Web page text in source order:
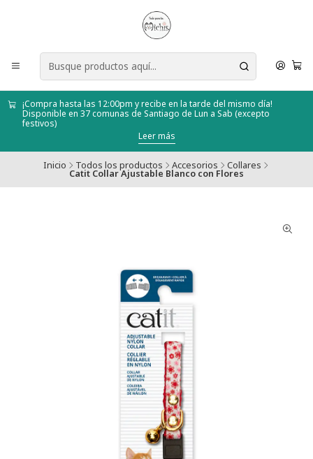
¡Compra hasta las 12:00pm y recibe en la tarde del mismo día!
Disponible en 37 comunas de Santiago de Lun a Sab (excepto
festivos)
Leer más
Inicio Todos los productos Accesorios Collares
Catit Collar Ajustable Blanco con Flores